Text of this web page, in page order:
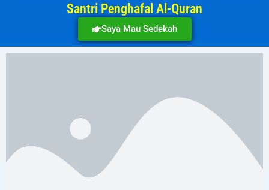
Santri Penghafal Al-Quran
Saya Mau Sedekah